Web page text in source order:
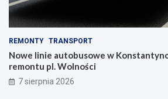
REMONTY TRANSPORT
Nowe linie autobusowe w
remontu pl. Wolności
7 sierpnia 2026